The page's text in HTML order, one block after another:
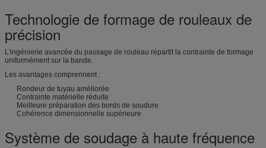
Technologie de formage de rouleaux de
précision
L'ingénierie avancée du passage de rouleau répartit la contrainte de formage
uniformément sur la bande.
Les avantages comprennent :
Rondeur de tuyau améliorée
Contrainte matérielle réduite
Meilleure préparation des bords de soudure
Cohérence dimensionnelle supérieure
Système de soudage à haute fréquence